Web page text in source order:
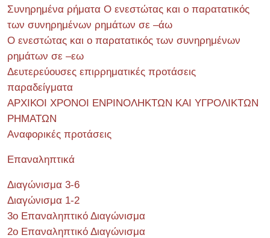
Συνηρημένα ρήματα Ο ενεστώτας και ο παρατατικός
των συνηρημένων ρημάτων σε –άω
Ο ενεστώτας και ο παρατατικός των συνηρημένων
ρημάτων σε –εω
Δευτερεύουσες επιρρηματικές προτάσεις
παραδείγματα
ΑΡΧΙΚΟΙ ΧΡΟΝΟΙ ΕΝΡΙΝΟΛΗΚΤΩΝ ΚΑΙ ΥΓΡΟΛΙΚΤΩΝ
ΡΗΜΑΤΩΝ
Αναφορικές προτάσεις
Επαναληπτικά
Διαγώνισμα 3-6
Διαγώνισμα 1-2
3ο Επαναληπτικό Διαγώνισμα
2ο Επαναληπτικό Διαγώνισμα